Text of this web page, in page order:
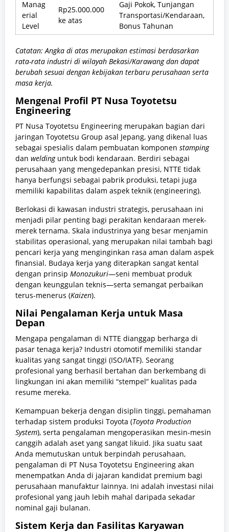
Manag
erial
Level
Rp25.000.000
ke atas
Gaji Pokok, Tunjangan
Transportasi/Kendaraan,
Bonus Tahunan
Catatan: Angka di atas merupakan estimasi berdasarkan
rata-rata industri di wilayah Bekasi/Karawang dan dapat
berubah sesuai dengan kebijakan terbaru perusahaan serta
masa kerja.
Mengenal Profil PT Nusa Toyotetsu
Engineering
PT Nusa Toyotetsu Engineering merupakan bagian dari
jaringan Toyotetsu Group asal Jepang, yang dikenal luas
sebagai spesialis dalam pembuatan komponen stamping
dan weldinguntuk bodi kendaraan. Berdiri sebagai
perusahaan yang mengedepankan presisi, NTTE tidak
hanya berfungsi sebagai pabrik produksi, tetapi juga
memiliki kapabilitas dalam aspek teknik (engineering).
Berlokasi di kawasan industri strategis, perusahaan ini
menjadi pilar penting bagi perakitan kendaraan merek-
merek ternama. Skala industrinya yang besar menjamin
stabilitas operasional, yang merupakan nilai tambah bagi
pencari kerja yang menginginkan rasa aman dalam aspek
finansial. Budaya kerja yang diterapkan sangat kental
dengan prinsip Monozukuri—seni membuat produk
dengan keunggulan teknis—serta semangat perbaikan
terus-menerus (Kaizen).
Nilai Pengalaman Kerja untuk Masa
Depan
Mengapa pengalaman di NTTE dianggap berharga di
pasar tenaga kerja? Industri otomotif memiliki standar
kualitas yang sangat tinggi (ISO/IATF). Seorang
profesional yang berhasil bertahan dan berkembang di
lingkungan ini akan memiliki “stempel” kualitas pada
resume mereka.
Kemampuan bekerja dengan disiplin tinggi, pemahaman
terhadap sistem produksi Toyota (Toyota Production
System), serta pengalaman mengoperasikan mesin-mesin
canggih adalah aset yang sangat likuid. Jika suatu saat
Anda memutuskan untuk berpindah perusahaan,
pengalaman di PT Nusa Toyotetsu Engineering akan
menempatkan Anda di jajaran kandidat premium bagi
perusahaan manufaktur lainnya. Ini adalah investasi nilai
profesional yang jauh lebih mahal daripada sekadar
nominal gaji bulanan.
Sistem Kerja dan Fasilitas Karyawan